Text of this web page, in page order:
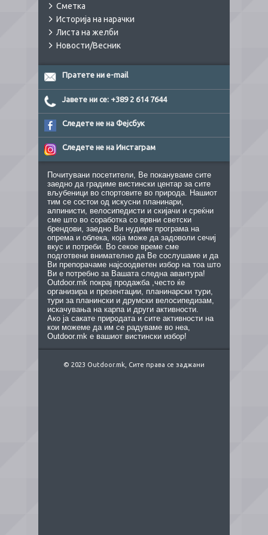
Сметка
Историја на нарачки
Листа на желби
Новости/Весник
Пратете ни e-mail
Јавете ни се: +389 2 614 7644
Следете не на Фејсбук
Следете не на Инстаграм
Почитувани посетители, Ве покануваме сите
заедно да градиме вистински центар за сите
вљубеници во спортовите во природа. Нашиот
тим се состои од искусни планинари,
алпинисти, велосипедисти и скијачи и среќни
сме што во соработка со врвни светски
брендови, заедно Ви нудиме програма на
опрема и облека, која може да задоволи сечиј
вкус и потреби. Во секое време сме
подготвени внимателно да Ве сослушаме и да
Ви препорачаме најсоодветен избор на тоа што
Ви е потребно за Вашата следна авантура!
Outdoor.mk покрај продажба ,често ќе
организира и презентации, планинарски тури,
тури за планински и друмски велосипедизам,
искачувања на карпа и други активности.
Ако ја сакате природата и сите активности на
кои можеме да им се радуваме во неа,
Outdoor.mk е вашиот вистински избор!
© 2023 Outdoor.mk, Сите права се заджани